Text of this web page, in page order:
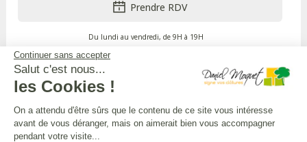
Continuer sans accepter
Salut c'est nous...
les Cookies !
On a attendu d'être sûrs que le contenu de ce site vous intéresse
avant de vous déranger, mais on aimerait bien vous accompagner
pendant votre visite...
Prendre RDV
Du lundi au vendredi, de 9H à 19H
APPEL GRATUIT DEPUIS UN POSTE FIXE
DANIEL MOQUET CLÔTURES